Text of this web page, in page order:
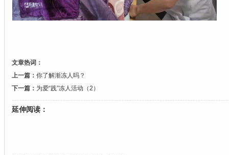
文章热词：
上一篇：你了解渐冻人吗？
下一篇： 为爱“践”冻人活动（2）
延伸阅读：